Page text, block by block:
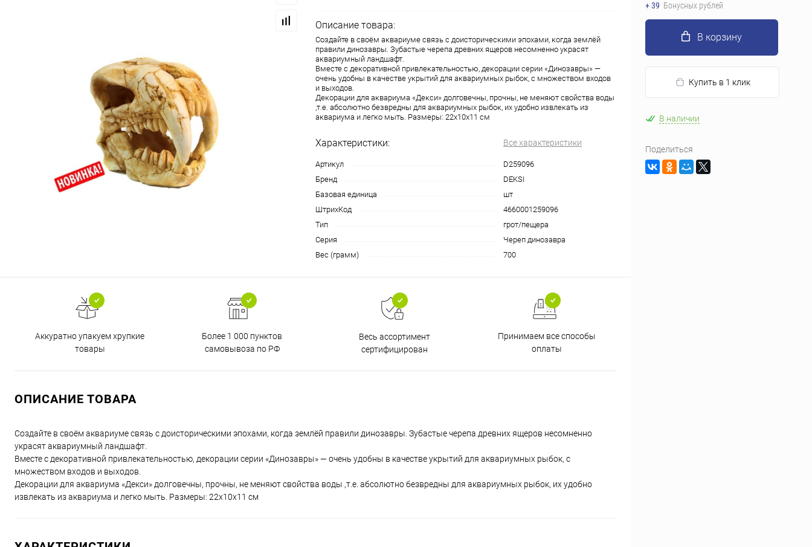
Описание товара:
Создайте в своём аквариуме связь с доисторическими эпохами, когда землёй
правили динозавры. Зубастые черепа древних ящеров несомненно украсят
аквариумный ландшафт.
Вместе с декоративной привлекательностью, декорации серии «Динозавры» —
очень удобны в качестве укрытий для аквариумных рыбок, с множеством входов
и выходов.
Декорации для аквариума «Декси» долговечны, прочны, не меняют свойства воды
,т.е. абсолютно безвредны для аквариумных рыбок, их удобно извлекать из
аквариума и легко мыть. Размеры: 22х10х11 см
Характеристики: Все характеристики
Артикул
D259096
Бренд
DEKSI
Базовая единица
шт
ШтрихКод
4660001259096
Тип
грот/пещера
Серия
Череп динозавра
Вес (грамм)
700
Аккуратно упакуем хрупкие
товары
Более 1 000 пунктов
самовывоза по РФ
Весь ассортимент
сертифицирован
Принимаем все способы
оплаты
ОПИСАНИЕ ТОВАРА
Создайте в своём аквариуме связь с доисторическими эпохами, когда землёй правили динозавры. Зубастые черепа древних ящеров несомненно
украсят аквариумный ландшафт.
Вместе с декоративной привлекательностью, декорации серии «Динозавры» — очень удобны в качестве укрытий для аквариумных рыбок, с
множеством входов и выходов.
Декорации для аквариума «Декси» долговечны, прочны, не меняют свойства воды ,т.е. абсолютно безвредны для аквариумных рыбок, их удобно
извлекать из аквариума и легко мыть. Размеры: 22х10х11 см
+ 39 Бонусных рублей
В корзину
Купить в 1 клик
В наличии
Поделиться